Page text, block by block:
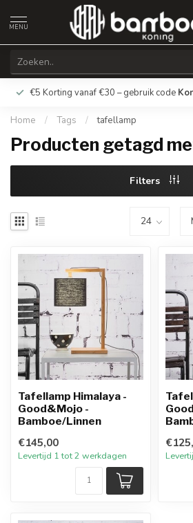
MENU
€5 Korting vanaf €30 – gebruik code
Home / Tags / tafellamp
Producten getagd
Filters
Tafellamp Himalaya -
Good&Mojo -
Bamboe/Linnen
€145,00
Levertijd 1 tot 2 werkdagen